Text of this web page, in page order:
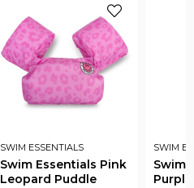
SWIM ESSENTIALS
Swim Essentials Pink
Leopard Puddle
SWIM
Swim